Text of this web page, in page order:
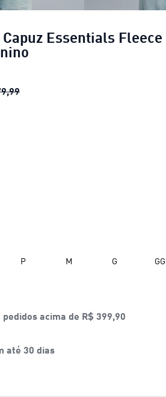
Essentials Fleece
Moletom com Capuz Essentials
P M G GG
acima de R$ 399,90
até 30 dias